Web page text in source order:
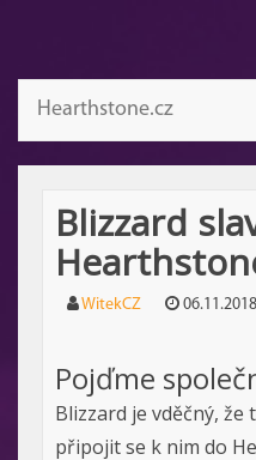
Hearthstone.cz
Blizzard
WitekCZ 06.11.2018
Pojďme
Blizzard je vděčný,
připojit se k nim do